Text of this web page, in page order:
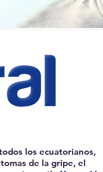
los ecuatorianos,
de la gripe, el